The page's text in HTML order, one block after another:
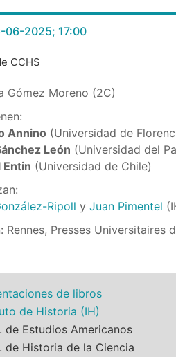
06-2025; 17:00
CCHS
Gómez Moreno (2C)
Annino (Universidad de
León (Universidad del
Entin (Universidad de Chile)
Ripoll y Juan Pimentel
Rennes, Presses Universitaires
de libros
de Historia (IH)
de Estudios Americanos
de Historia de la Ciencia